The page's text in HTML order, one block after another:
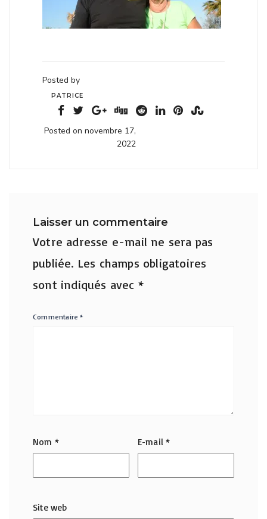
Posted by
PATRICE
Posted on novembre 17,
2022
Laisser un commentaire
Votre adresse e-mail ne sera pas
publiée. Les champs obligatoires
sont indiqués avec *
Commentaire*
Nom * E-mail*
Site web